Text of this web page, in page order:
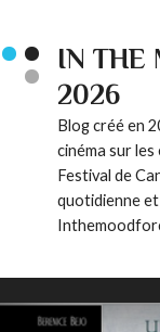
IN THE
2026
Blog créé en
cinéma sur
Festival de
quotidienne